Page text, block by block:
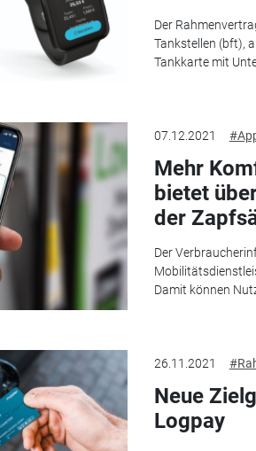
Der
Tankstellen (bft),
Tankkarte mit
07.12.2021
Mehr
bietet
der
Der
Damit können
26.11.2021
Neue
Logpay